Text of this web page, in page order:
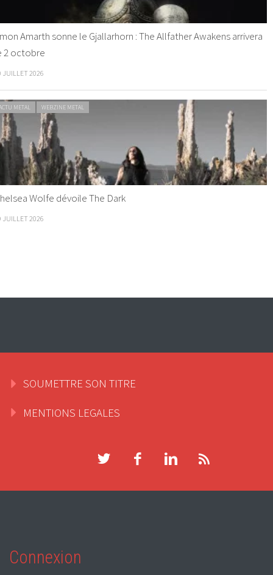
Amarth sonne le Gjallarhorn : The Allfather Awakens arrivera
2 octobre
JUILLET 2026
METAL WEBZINE METAL
Wolfe dévoile The Dark
JUILLET 2026
SOUMETTRE SON TITRE
MENTIONS LEGALES
Connexion